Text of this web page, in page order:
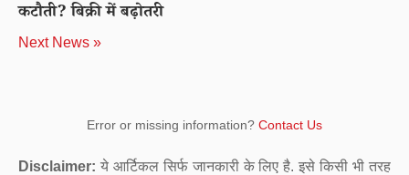
कटौती? बिक्री में बढ़ोतरी
Next News »
Error or missing information? Contact Us
Disclaimer: ये आर्टिकल सिर्फ जानकारी के लिए है. इसे किसी भी तरह